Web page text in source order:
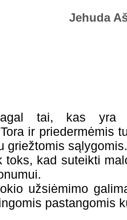
Jehuda
tai, kas yra
ir priedermėmis
griežtomis sąlygomis.
toks, kad suteikti
užsiėmimo
pastangomis